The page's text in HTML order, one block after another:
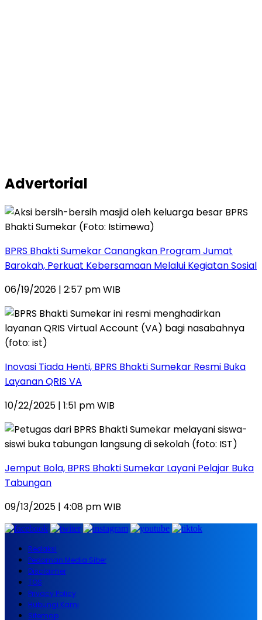
Advertorial
BPRS Bhakti Sumekar Canangkan Program Jumat
Barokah, Perkuat Kebersamaan Melalui Kegiatan Sosial
06/19/2026 | 2:57 pm WIB
Inovasi Tiada Henti, BPRS Bhakti Sumekar Resmi Buka
Layanan QRIS VA
10/22/2025 | 1:51 pm WIB
Jemput Bola, BPRS Bhakti Sumekar Layani Pelajar Buka
Tabungan
09/13/2025 | 4:08 pm WIB
Redaksi
Pedoman Media Siber
Disclaimer
TOS
Privacy Policy
Hubungi Kami
Sitemap